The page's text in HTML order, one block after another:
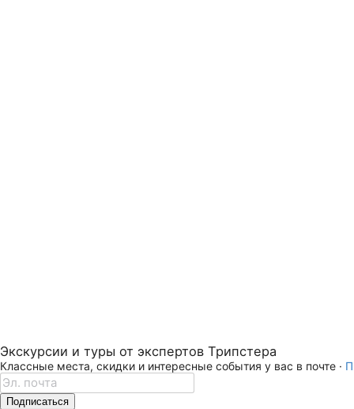
Экскурсии и туры от экспертов Трипстера
Классные места, скидки и интересные события у вас в почте ·
Подписаться